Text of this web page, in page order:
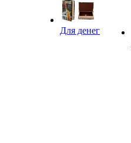
Для денег